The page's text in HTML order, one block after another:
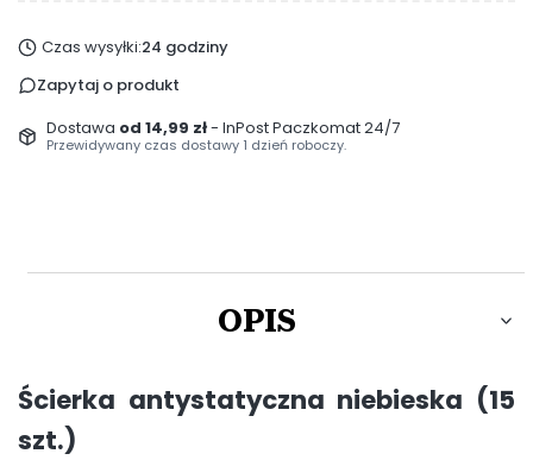
Czas wysyłki:24 godziny
Zapytaj o produkt
Dostawa od 14,99 zł- InPost Paczkomat 24/7
Przewidywany czas dostawy 1 dzień roboczy.
OPIS
Ścierka antystatyczna niebieska (15
szt.)